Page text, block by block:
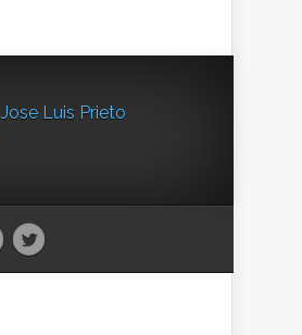
Jose Luis Prieto